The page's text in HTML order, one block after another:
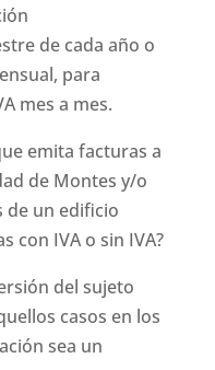
de cada año o
para
mes a mes.
emita facturas a
de Montes y/o
de un edificio
con IVA o sin IVA?
del sujeto
casos en los
sea un